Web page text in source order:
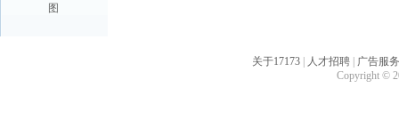
图
关于17173 人才招聘
广告服务
Copyright ©